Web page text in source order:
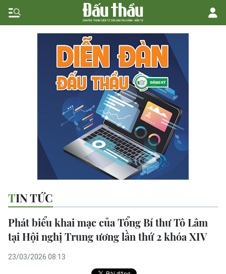
TIN TỨC
Phát biểu khai mạc của Tổng Bí thư Tô Lâm
tại Hội nghị Trung ương lần thứ 2 khóa XIV
23/03/2026 08:13